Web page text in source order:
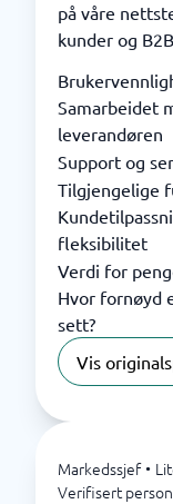
på våre
kunder og
Samarbeidet
leverandøren
Support og
Tilgjengelige
fleksibilitet
Verdi for
Hvor fornøyd
sett?
Vis
Markedssjef •
Verifisert person